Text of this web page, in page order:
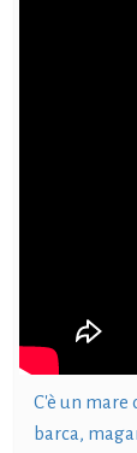
C'è un
barca,